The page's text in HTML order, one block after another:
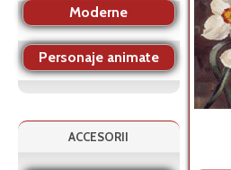
Moderne
Personaje animate
ACCESORII